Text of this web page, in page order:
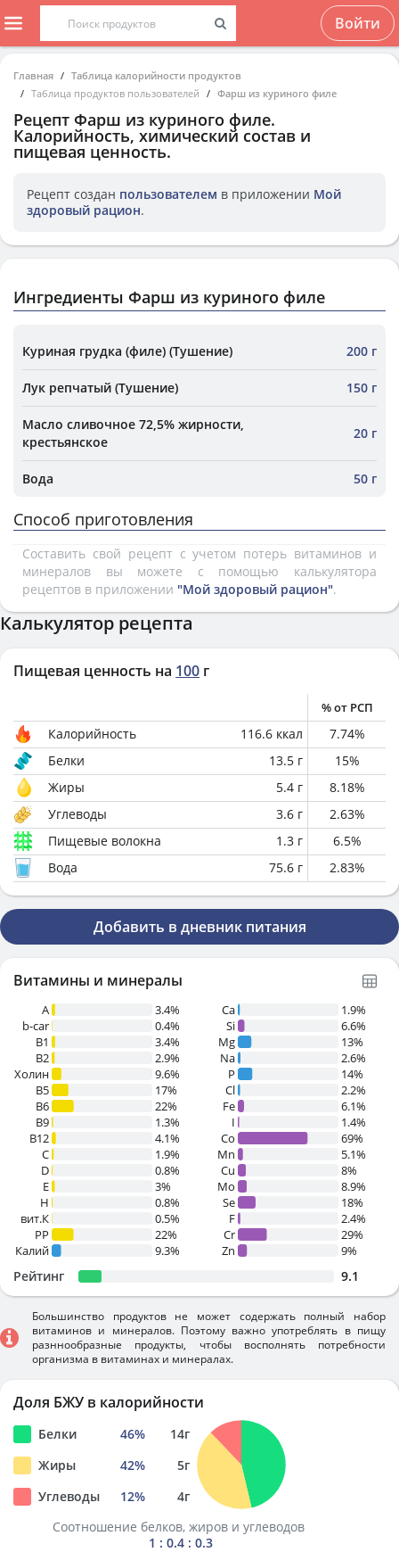
Войти
Главная
Таблица калорийности продуктов
Таблица продуктов пользователей
Фарш из куриного филе
Рецепт Фарш из куриного филе.
Калорийность, химический состав и
пищевая ценность.
Рецепт создан пользователем в приложении Мой
здоровый рацион.
Ингредиенты Фарш из куриного филе
Куриная грудка (филе) (Тушение) 200 г
Лук репчатый (Тушение) 150 г
Масло сливочное 72,5% жирности,
крестьянское
20 г
Вода 50 г
Способ приготовления
Составить свой рецепт с учетом потерь витаминов и
минералов вы можете с помощью калькулятора
рецептов в приложении "Мой здоровый рацион".
Калькулятор рецепта
Пищевая ценность на 100 г
% от РСП
Калорийность 116.6 ккал 7.74%
Белки
13.5 г 15%
Жиры
5.4 г 8.18%
Углеводы
3.6 г 2.63%
Пищевые волокна
1.3 г 6.5%
Вода
75.6 г 2.83%
Добавить в дневник питания
Витамины и минералы
A
3.4%
b-car
0.4%
В1
3.4%
B2
2.9%
Холин
9.6%
B5
17%
B6
22%
B9
1.3%
B12
4.1%
C
1.9%
D
0.8%
E
3%
H
0.8%
вит.К
0.5%
PP
22%
Калий
9.3%
Ca
1.9%
Si
6.6%
Mg
13%
Na
2.6%
P
14%
Cl
2.2%
Fe
6.1%
I
1.4%
Co
69%
Mn
5.1%
Cu
8%
Mo
8.9%
Se
18%
F
2.4%
Cr
29%
Zn
9%
Рейтинг 9.1
Большинство продуктов не может содержать полный набор
витаминов и минералов. Поэтому важно употреблять в пищу
разннообразные продукты, чтобы восполнять потребности
организма в витаминах и минералах.
Доля БЖУ в калорийности
Белки 46% 14г
Жиры
42% 5г
Углеводы
12% 4г
Соотношение белков, жиров и углеводов
1 : 0.4 : 0.3